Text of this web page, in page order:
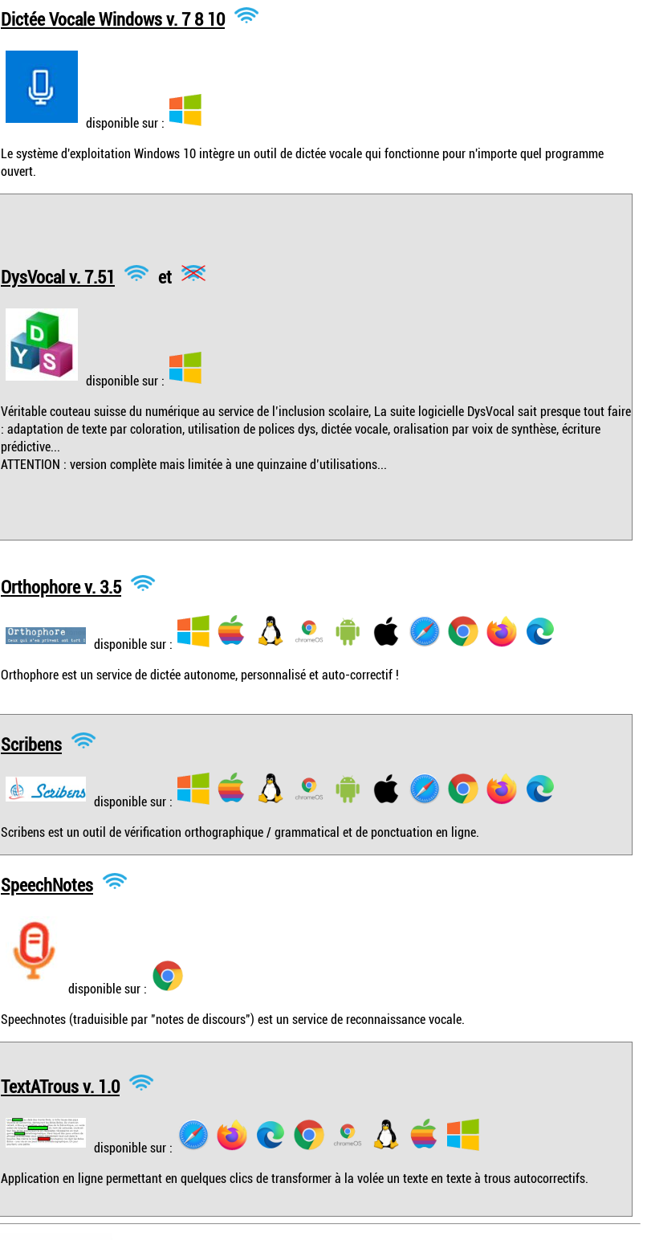
Dictée Vocale Windows v. 7 8 10
disponible sur :
Le système d'exploitation Windows 10 intègre un outil de dictée vocale qui fonctionne pour n'importe quel programme
ouvert.
DysVocal v. 7.51 et
disponible sur :
Véritable couteau suisse du numérique au service de l’inclusion scolaire, La suite logicielle DysVocal sait presque tout faire
: adaptation de texte par coloration, utilisation de polices dys, dictée vocale, oralisation par voix de synthèse, écriture
prédictive...
ATTENTION : version complète mais limitée à une quinzaine d’utilisations...
Orthophore v. 3.5
disponible sur :
Orthophore est un service de dictée autonome, personnalisé et auto-correctif !
Scribens
disponible sur :
Scribens est un outil de vérification orthographique / grammatical et de ponctuation en ligne.
SpeechNotes
disponible sur :
Speechnotes (traduisible par "notes de discours") est un service de reconnaissance vocale.
TextATrous v. 1.0
disponible sur :
Application en ligne permettant en quelques clics de transformer à la volée un texte en texte à trous autocorrectifs.